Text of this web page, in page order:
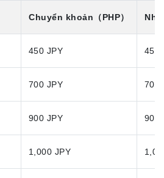
Chuyển khoản （PHP）
450 JPY 450
700 JPY 700
900 JPY 900
1,000 JPY